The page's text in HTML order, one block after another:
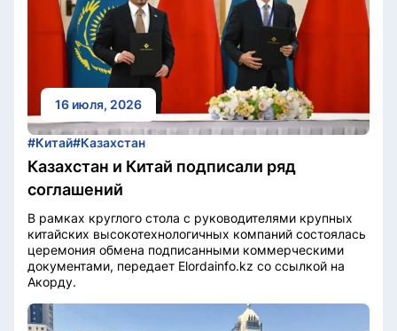
16 июля, 2026
#Китай#Казахстан
Казахстан и Китай подписали ряд
соглашений
В рамках круглого стола с руководителями крупных
китайских высокотехнологичных компаний состоялась
церемония обмена подписанными коммерческими
документами, передает Elordainfo.kz со ссылкой на
Акорду.